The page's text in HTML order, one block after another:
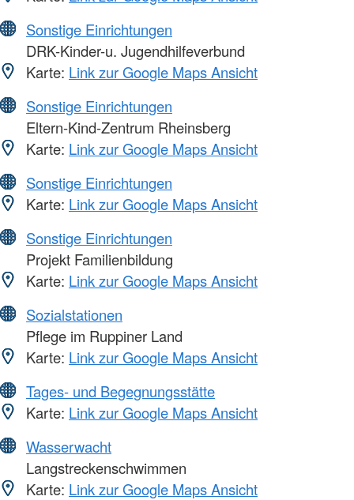
Sonstige Einrichtungen
DRK-Kinder-u. Jugendhilfeverbund
Karte: Link zur Google Maps Ansicht
Sonstige Einrichtungen
Eltern-Kind-Zentrum Rheinsberg
Karte: Link zur Google Maps Ansicht
Sonstige Einrichtungen
Karte: Link zur Google Maps Ansicht
Sonstige Einrichtungen
Projekt Familienbildung
Karte: Link zur Google Maps Ansicht
Sozialstationen
Pflege im Ruppiner Land
Karte: Link zur Google Maps Ansicht
Tages- und Begegnungsstätte
Karte: Link zur Google Maps Ansicht
Wasserwacht
Langstreckenschwimmen
Karte: Link zur Google Maps Ansicht